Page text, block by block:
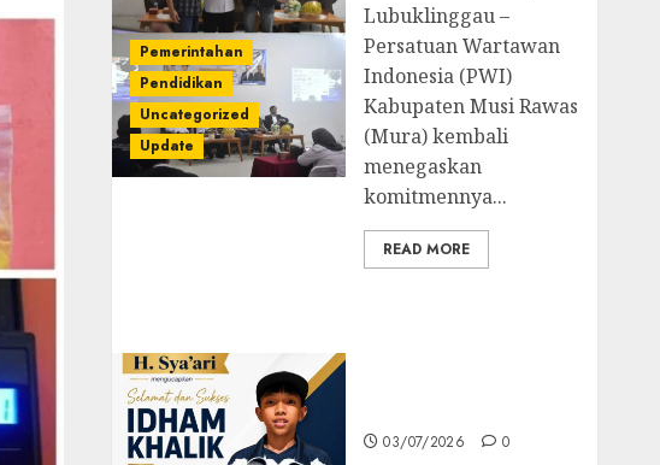
Pemerintahan
Pendidikan
Uncategorized
Update
Lubuklinggau –
Persatuan Wartawan
Indonesia (PWI)
Kabupaten Musi Rawas
(Mura) kembali
menegaskan
komitmennya...
READ MORE
03/07/2026 0